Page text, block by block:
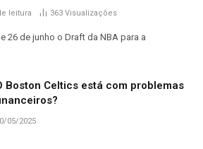
leitura 363 Visualizações
26 de junho o Draft da NBA para a
Boston Celtics está com problemas
05/2025